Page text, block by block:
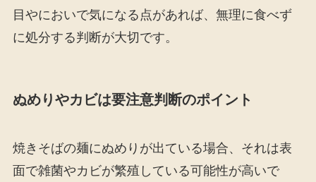
目やにおいで気になる点があれば、無理に食べず
に処分する判断が大切です。
ぬめりやカビは要注意判断のポイント
焼きそばの麺にぬめりが出ている場合、それは表
面で雑菌やカビが繁殖している可能性が高いで